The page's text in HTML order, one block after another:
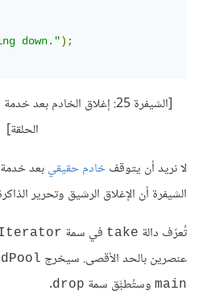
down.");
[الشيفرة 25: إغلاق الخادم
الحلقة]
لا نريد أن يتوقفخادم حقيقيبعد
الشيفرة أن الإغلاق الرشيق وتحرير
تُعرّف دالة take في سمة
عنصرين بالحد الأقصى. سيخرج
main وستُطبَّق سمة drop
.